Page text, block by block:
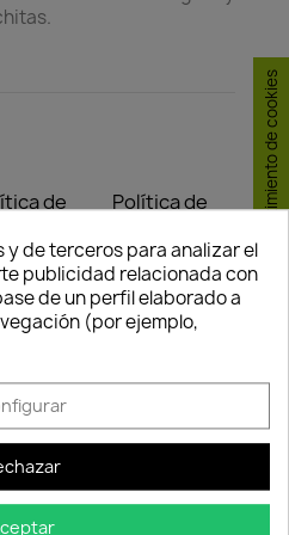
de
y
Política de
Tienes 24 horas
para hacer la
reclamación,
siempre y cuando
de terceros para analizar el
publicidad relacionada con
de un perfil elaborado a
(por ejemplo,
Consentimiento de cookies